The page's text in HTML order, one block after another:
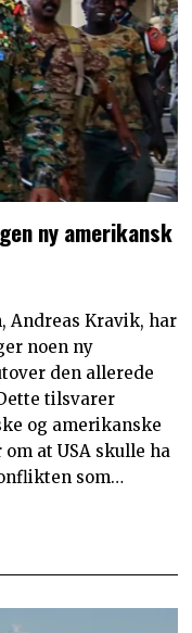
ny amerikansk
Andreas Kravik, har
noen ny
den allerede
tilsvarer
og amerikanske
at USA skulle ha
som…